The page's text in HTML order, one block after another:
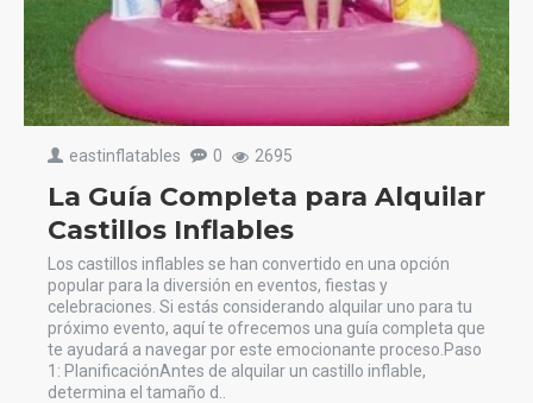
eastinflatables 0 2695
La Guía Completa para Alquilar
Castillos Inflables
Los castillos inflables se han convertido en una opción
popular para la diversión en eventos, fiestas y
celebraciones. Si estás considerando alquilar uno para tu
próximo evento, aquí te ofrecemos una guía completa que
te ayudará a navegar por este emocionante proceso.Paso
1: PlanificaciónAntes de alquilar un castillo inflable,
determina el tamaño d..